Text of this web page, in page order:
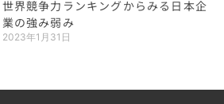
世界競争力ランキングからみる日本企
業の強み弱み
2023年1月31日